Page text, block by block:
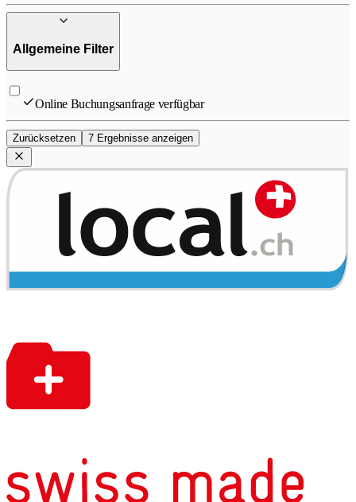
Allgemeine Filter
Online Buchungsanfrage verfügbar
Zurücksetzen 7 Ergebnisse anzeigen